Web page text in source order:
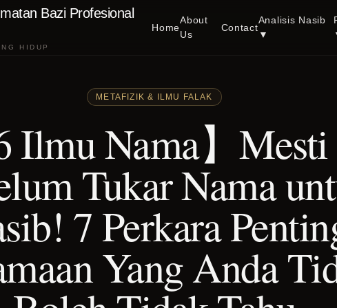
Bazi Profesional
HIDUP
Home
About
Us
Contact
Analisis Nasib
▼
METAFIZIK & ILMU FALAK
Ilmu Nama】Mesti
Tukar Nama
7 Perkara
Yang Anda